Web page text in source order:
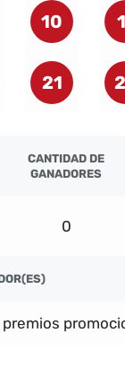
10
21
CANTIDAD DE
GANADORES
0